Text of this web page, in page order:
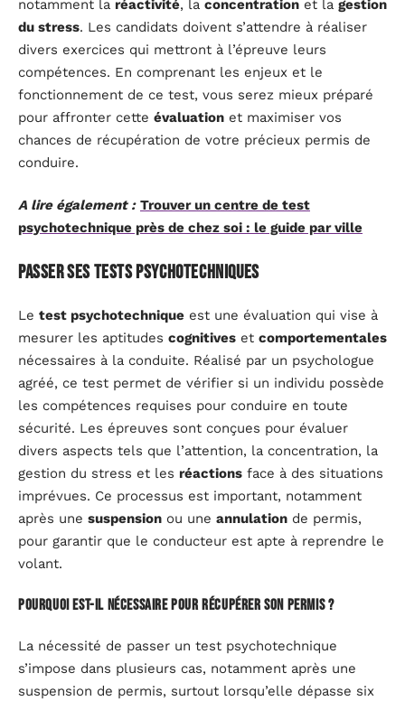
notamment la réactivité, la concentration et la gestion
du stress. Les candidats doivent s’attendre à réaliser
divers exercices qui mettront à l’épreuve leurs
compétences. En comprenant les enjeux et le
fonctionnement de ce test, vous serez mieux préparé
pour affronter cette évaluation et maximiser vos
chances de récupération de votre précieux permis de
conduire.
A lire également : Trouver un centre de test
psychotechnique près de chez soi : le guide par ville
Passer ses tests psychotechniques
Le test psychotechnique est une évaluation qui vise à
mesurer les aptitudes cognitives et comportementales
nécessaires à la conduite. Réalisé par un psychologue
agréé, ce test permet de vérifier si un individu possède
les compétences requises pour conduire en toute
sécurité. Les épreuves sont conçues pour évaluer
divers aspects tels que l’attention, la concentration, la
gestion du stress et les réactions face à des situations
imprévues. Ce processus est important, notamment
après une suspension ou une annulation de permis,
pour garantir que le conducteur est apte à reprendre le
volant.
Pourquoi est-il nécessaire pour récupérer son permis ?
La nécessité de passer un test psychotechnique
s’impose dans plusieurs cas, notamment après une
suspension de permis, surtout lorsqu’elle dépasse six